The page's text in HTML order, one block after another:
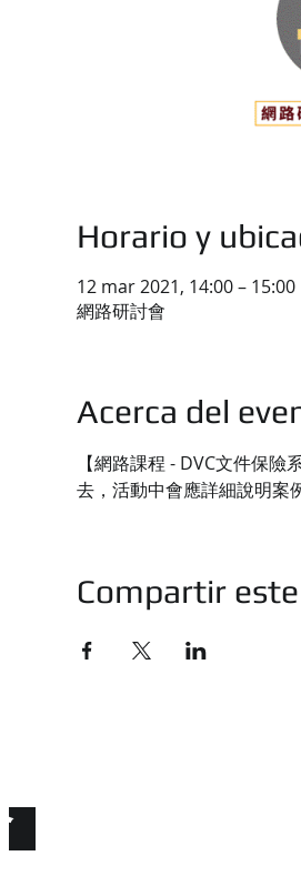
Horario y
12 mar 2021, 14:00 – 15:00
網路研討會
Acerca del
【網路課程 - DVC文件保
去，活動中會應詳細說明案
Compartir
限公司